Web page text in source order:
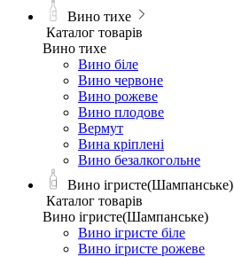
Вино тихе
Каталог товарів
Вино тихе
Вино біле
Вино червоне
Вино рожеве
Вино плодове
Вермут
Вина кріплені
Вино безалкогольне
Вино ігристе(Шампанське)
Каталог товарів
Вино ігристе(Шампанське)
Вино ігристе біле
Вино ігристе рожеве